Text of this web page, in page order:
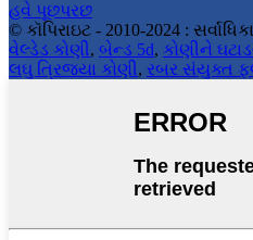
હવે પૂછપરછ
© કૉપિરાઇટ - 2010-2024 :
વેલ્ડેડ કોણી, બેન્ડ 5d, કોણીને
લઘુ ત્રિજ્યા કોણી , રબર સંયુક્ત